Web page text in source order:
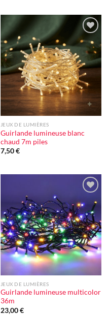
Ajouter
à la liste
d'envie
JEUX DE LUMIÈRES
Guirlande lumineuse blanc
chaud 7m piles
7,50€
Ajouter
à la liste
d'envie
JEUX DE LUMIÈRES
Guirlande lumineuse multicolor
36m
23,00€